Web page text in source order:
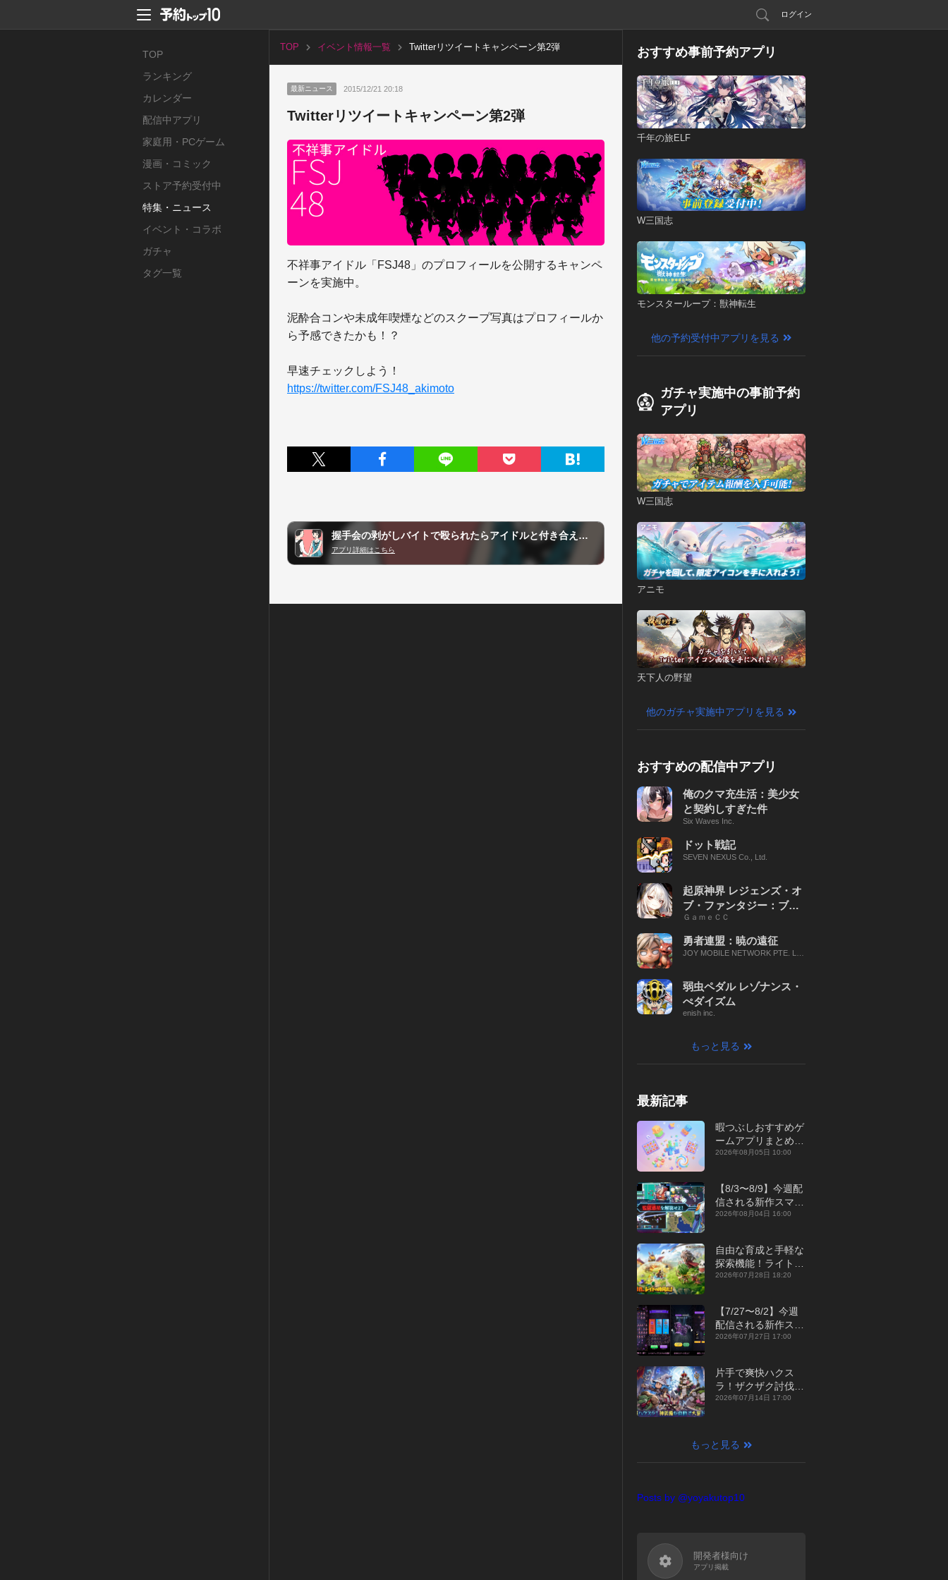
ログイン
TOP
ランキング
カレンダー
配信中アプリ
家庭用・PCゲーム
漫画・コミック
ストア予約受付中
特集・ニュース
イベント・コラボ
ガチャ
タグ一覧
TOP イベント情報一覧 Twitterリツイートキャンペーン第2弾
最新ニュース 2015/12/21 20:18
Twitterリツイートキャンペーン第2弾
不祥事アイドル「FSJ48」のプロフィールを公開するキャンペ
ーンを実施中。
泥酔合コンや未成年喫煙などのスクープ写真はプロフィールか
ら予感できたかも！？
https://twitter.com/FSJ48_akimoto
握手会の剥がしバイトで殴られたらアイドルと付き合えた。
アプリ詳細はこちら
おすすめ事前予約アプリ
千年の旅ELF
W三国志
モンスターループ：獣神転生
他の予約受付中アプリを見る
ガチャ実施中の事前予約
アプリ
W三国志
アニモ
天下人の野望
他のガチャ実施中アプリを見る
おすすめの配信中アプリ
俺のクマ充生活：美少女
と契約しすぎた件
Six Waves Inc.
ドット戦記
SEVEN NEXUS Co., Ltd.
起原神界 レジェンズ・オ
ブ・ファンタジー：ブレ
イブ X
ＧａｍｅＣＣ
勇者連盟：暁の遠征
JOY MOBILE NETWORK PTE. LT
弱虫ペダル レゾナンス・
ぺダイズム
enish inc.
もっと見る
最新記事
暇つぶしおすすめゲ
ームアプリまとめ｜
オフライン対応あり
2026年08月05日 10:00
【8/3〜8/9】今週配
信される新作スマホ
ゲームをまとめてお
2026年08月04日 16:00
自由な育成と手軽な
探索機能！ライトカ
ジュアルMMORPG
征』【最新作PICKU
P】
2026年07月28日 18:20
【7/27〜8/2】今週
配信される新作スマ
ホゲームをまとめて
年】
2026年07月27日 17:00
片手で爽快ハクス
ラ！ザクザク討伐し
て神装備を集める放
【最新作PICKUP】
2026年07月14日 17:00
もっと見る
Posts by @yoyakutop10
開発者様向け
アプリ掲載